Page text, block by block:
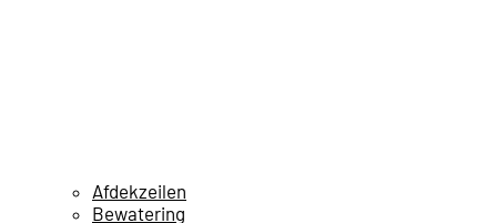
Afdekzeilen
Bewatering